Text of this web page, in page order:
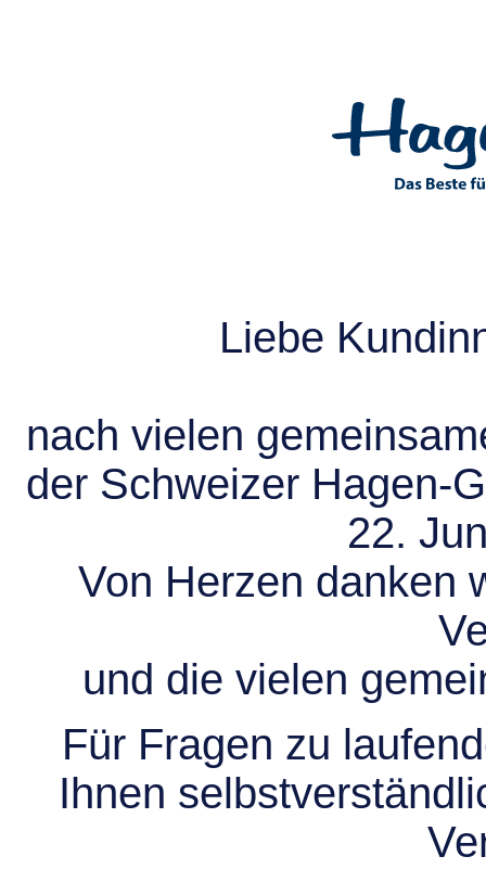
Liebe
nach vielen
der Schweizer Hagen-
22.
Von Herzen danken
und die vielen
Für Fragen zu
Ihnen